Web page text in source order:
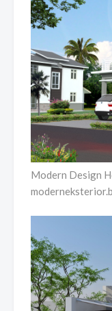
Modern Design